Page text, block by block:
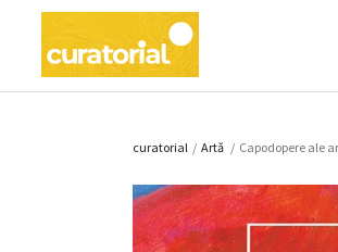
curatorial / Artǎ / Capodopere ale